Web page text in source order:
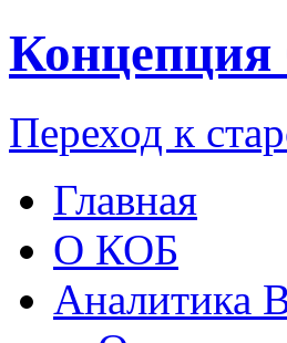
Концепция
Переход к
Главная
О КОБ
Аналитика